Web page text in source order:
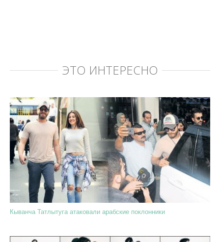
ЭТО ИНТЕРЕСНО
Кыванча Татлытуга атаковали арабские поклонники